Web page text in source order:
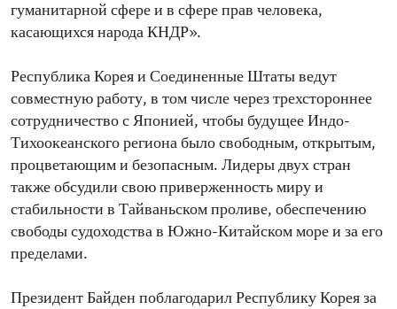
гуманитарной сфере и в сфере прав человека,
касающихся народа КНДР».
Республика Корея и Соединенные Штаты ведут
совместную работу, в том числе через трехстороннее
сотрудничество с Японией, чтобы будущее Индо-
Тихоокеанского региона было свободным, открытым,
процветающим и безопасным. Лидеры двух стран
также обсудили свою приверженность миру и
стабильности в Тайваньском проливе, обеспечению
свободы судоходства в Южно-Китайском море и за его
пределами.
Президент Байден поблагодарил Республику Корея за